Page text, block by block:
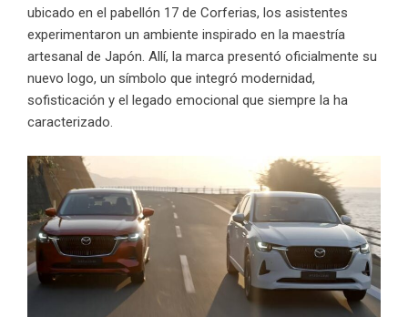
ubicado en el pabellón 17 de Corferias, los asistentes
experimentaron un ambiente inspirado en la maestría
artesanal de Japón. Allí, la marca presentó oficialmente su
nuevo logo, un símbolo que integró modernidad,
sofisticación y el legado emocional que siempre la ha
caracterizado.